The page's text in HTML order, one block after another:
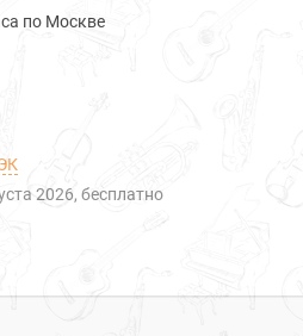
по Москве
2026 Бесплатно